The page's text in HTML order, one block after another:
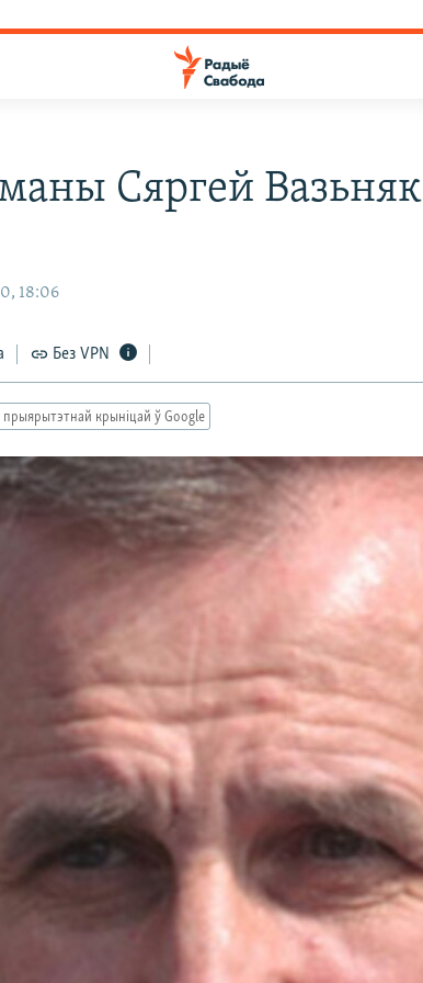
Сяргей Вазьняк
18:06
Без VPN
прыярытэтнай крыніцай ў Google